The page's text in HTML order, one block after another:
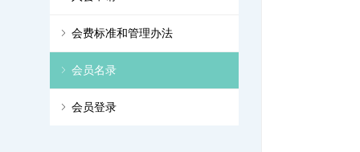
ꁇ 会费标准和管理办法
ꁇ 会员名录
ꁇ 会员登录